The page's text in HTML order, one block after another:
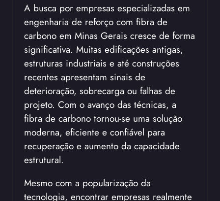
A busca por empresas especializadas em
engenharia de reforço com fibra de
carbono em Minas Gerais cresce de forma
significativa. Muitas edificações antigas,
estruturas industriais e até construções
recentes apresentam sinais de
deterioração, sobrecarga ou falhas de
projeto. Com o avanço das técnicas, a
fibra de carbono tornou-se uma solução
moderna, eficiente e confiável para
recuperação e aumento da capacidade
estrutural.
Mesmo com a popularização da
tecnologia, encontrar empresas realmente